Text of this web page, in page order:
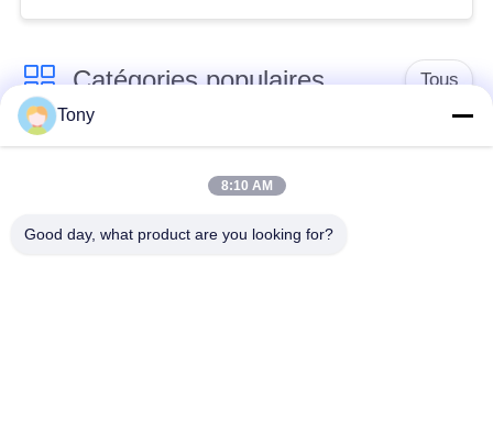
Catégories populaires Tous
chariot de achat à
panier d'achat du
supermarché
Cages de stockage
Tony
8:10 AM
Good day, what product are you looking for?